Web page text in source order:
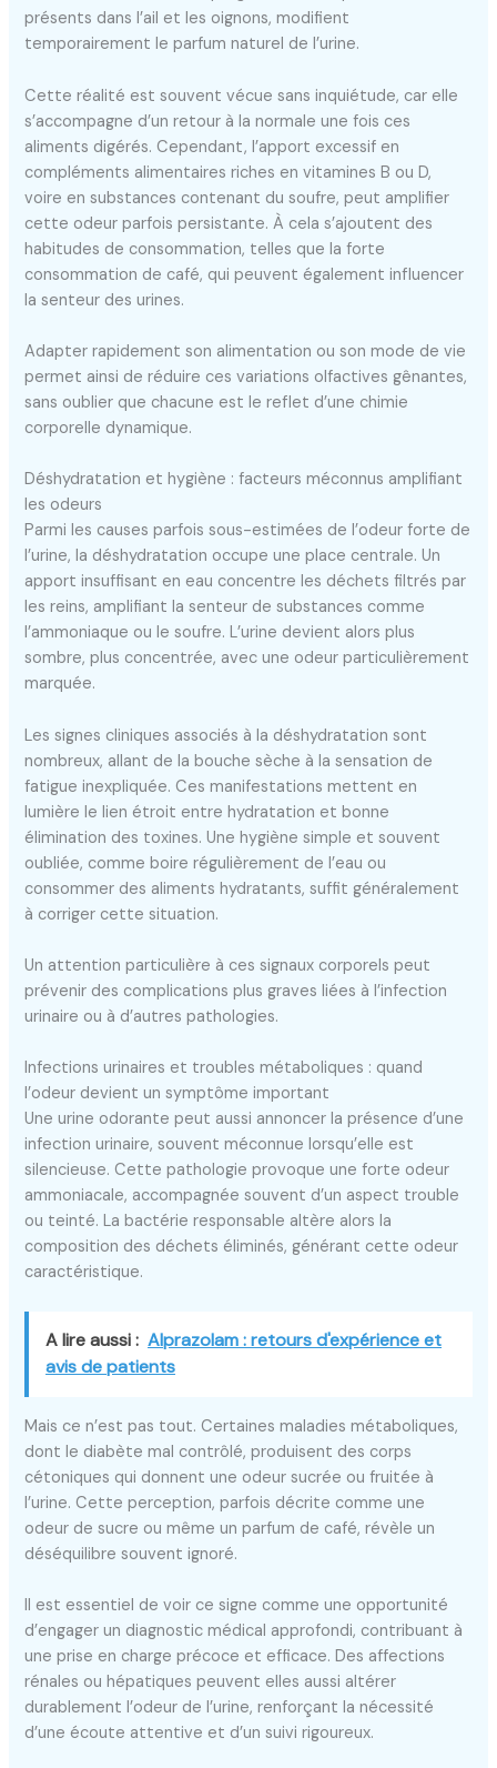
présents dans l’ail et les oignons, modifient
temporairement le parfum naturel de l’urine.
Cette réalité est souvent vécue sans inquiétude, car elle
s’accompagne d’un retour à la normale une fois ces
aliments digérés. Cependant, l’apport excessif en
compléments alimentaires riches en vitamines B ou D,
voire en substances contenant du soufre, peut amplifier
cette odeur parfois persistante. À cela s’ajoutent des
habitudes de consommation, telles que la forte
consommation de café, qui peuvent également influencer
la senteur des urines.
Adapter rapidement son alimentation ou son mode de vie
permet ainsi de réduire ces variations olfactives gênantes,
sans oublier que chacune est le reflet d’une chimie
corporelle dynamique.
Déshydratation et hygiène : facteurs méconnus amplifiant
les odeurs
Parmi les causes parfois sous-estimées de l’odeur forte de
l’urine, la déshydratation occupe une place centrale. Un
apport insuffisant en eau concentre les déchets filtrés par
les reins, amplifiant la senteur de substances comme
l’ammoniaque ou le soufre. L’urine devient alors plus
sombre, plus concentrée, avec une odeur particulièrement
marquée.
Les signes cliniques associés à la déshydratation sont
nombreux, allant de la bouche sèche à la sensation de
fatigue inexpliquée. Ces manifestations mettent en
lumière le lien étroit entre hydratation et bonne
élimination des toxines. Une hygiène simple et souvent
oubliée, comme boire régulièrement de l’eau ou
consommer des aliments hydratants, suffit généralement
à corriger cette situation.
Un attention particulière à ces signaux corporels peut
prévenir des complications plus graves liées à l’infection
urinaire ou à d’autres pathologies.
Infections urinaires et troubles métaboliques : quand
l’odeur devient un symptôme important
Une urine odorante peut aussi annoncer la présence d’une
infection urinaire, souvent méconnue lorsqu’elle est
silencieuse. Cette pathologie provoque une forte odeur
ammoniacale, accompagnée souvent d’un aspect trouble
ou teinté. La bactérie responsable altère alors la
composition des déchets éliminés, générant cette odeur
caractéristique.
A lire aussi : Alprazolam : retours d'expérience et
avis de patients
Mais ce n’est pas tout. Certaines maladies métaboliques,
dont le diabète mal contrôlé, produisent des corps
cétoniques qui donnent une odeur sucrée ou fruitée à
l’urine. Cette perception, parfois décrite comme une
odeur de sucre ou même un parfum de café, révèle un
déséquilibre souvent ignoré.
Il est essentiel de voir ce signe comme une opportunité
d’engager un diagnostic médical approfondi, contribuant à
une prise en charge précoce et efficace. Des affections
rénales ou hépatiques peuvent elles aussi altérer
durablement l’odeur de l’urine, renforçant la nécessité
d’une écoute attentive et d’un suivi rigoureux.